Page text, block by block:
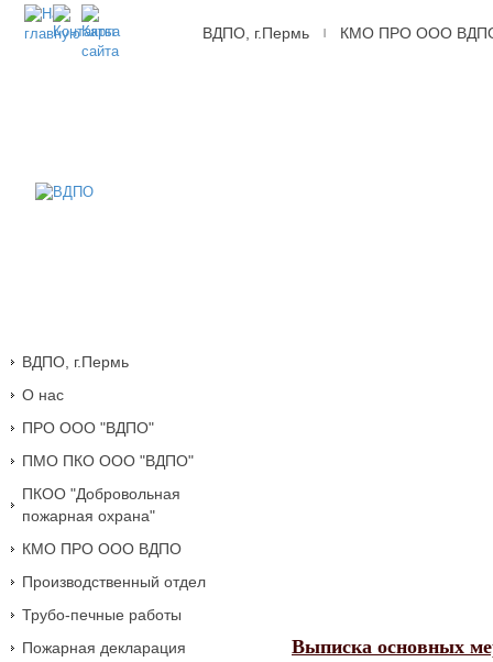
ВДПО, г.Пермь КМО ПРО ООО
ВДПО, г.Пермь
О нас
ПРО ООО "ВДПО"
ПМО ПКО ООО "ВДПО"
ПКОО "Добровольная
пожарная охрана"
КМО ПРО ООО ВДПО
Производственный отдел
Трубо-печные работы
Пожарная декларация
Выписка основных